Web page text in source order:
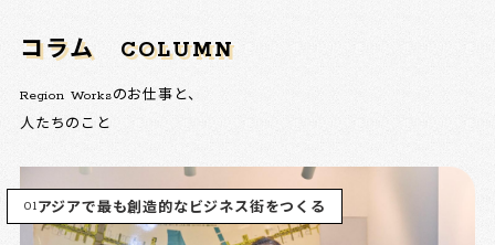
コラム COLUMN
Region Worksのお仕事と、
人たちのこと
01アジアで最も創造的なビジネス街をつくる